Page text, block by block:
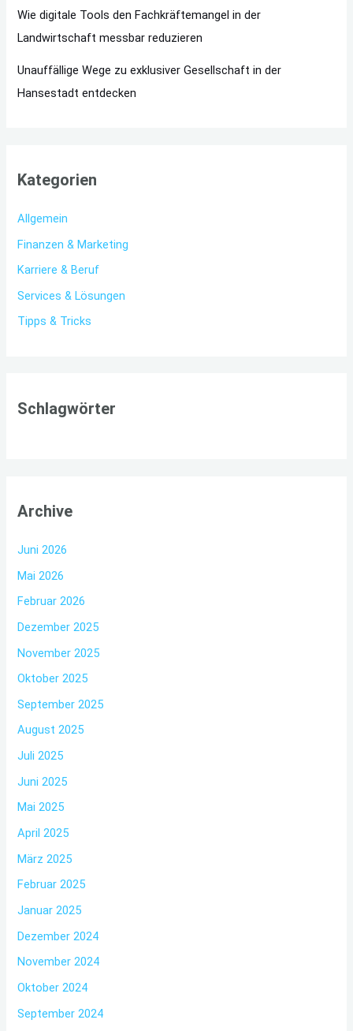
Wie digitale Tools den Fachkräftemangel in der
Landwirtschaft messbar reduzieren
Unauffällige Wege zu exklusiver Gesellschaft in der
Hansestadt entdecken
Kategorien
Allgemein
Finanzen & Marketing
Karriere & Beruf
Services & Lösungen
Tipps & Tricks
Schlagwörter
Archive
Juni 2026
Mai 2026
Februar 2026
Dezember 2025
November 2025
Oktober 2025
September 2025
August 2025
Juli 2025
Juni 2025
Mai 2025
April 2025
März 2025
Februar 2025
Januar 2025
Dezember 2024
November 2024
Oktober 2024
September 2024